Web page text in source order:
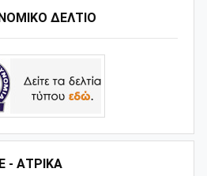
ΔΕΛΤΙΟ
Ε - ΑΤΡΙΚΑ